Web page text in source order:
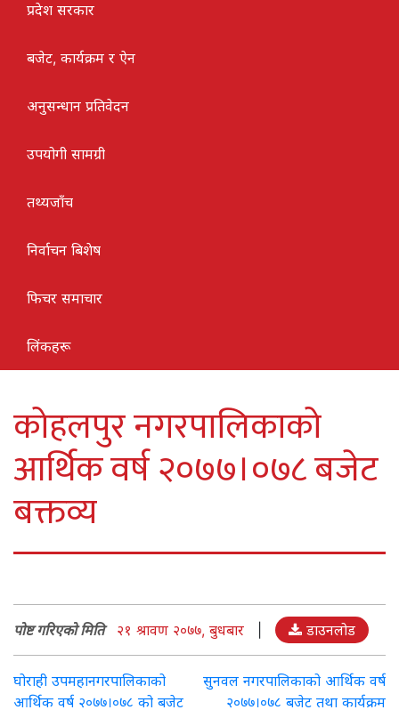
प्रदेश सरकार
बजेट, कार्यक्रम र ऐन
अनुसन्धान प्रतिवेदन
उपयोगी सामग्री
तथ्यजाँच
निर्वाचन बिशेष
फिचर समाचार
लिंकहरू
कोहलपुर नगरपालिकाको
आर्थिक वर्ष २०७७।०७८ बजेट
बक्तव्य
पोष्ट गरिएको मिति २१ श्रावण २०७७, बुधबार डाउनलोड
Post
घोराही उपमहानगरपालिकाको
आर्थिक वर्ष २०७७।०७८ को बजेट
सुनवल नगरपालिकाको आर्थिक वर्ष
२०७७।०७८ बजेट तथा कार्यक्रम